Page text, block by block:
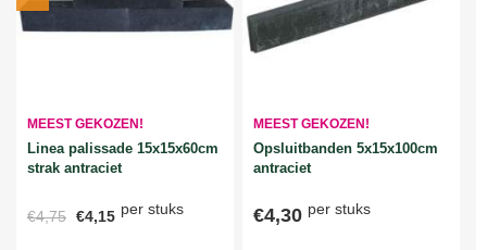
MEEST GEKOZEN!
Linea palissade 15x15x60cm
strak antraciet
€4,75 €4,15 per stuks
MEEST GEKOZEN!
Opsluitbanden 5x15x100cm
antraciet
€4,30 per stuks